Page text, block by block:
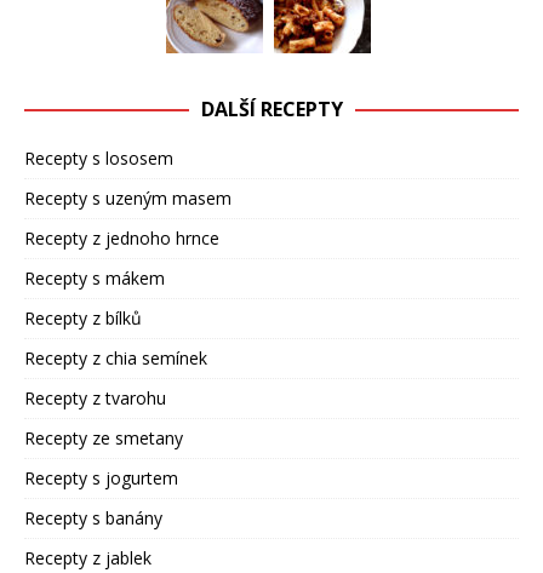
DALŠÍ RECEPTY
Recepty s lososem
Recepty s uzeným masem
Recepty z jednoho hrnce
Recepty s mákem
Recepty z bílků
Recepty z chia semínek
Recepty z tvarohu
Recepty ze smetany
Recepty s jogurtem
Recepty s banány
Recepty z jablek